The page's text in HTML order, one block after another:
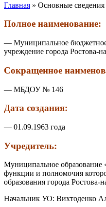
Главная » Основные сведения
Полное наименование:
— Муниципальное бюджетное
учреждение города Ростова-
Сокращенное
— МБДОУ № 146
Дата создания:
— 01.09.1963 года
Учредитель:
Муниципальное образование
функции и полномочия
образования города Ростова-
Начальник УО: Вихтоденко